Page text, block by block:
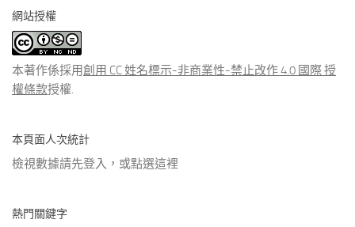
類
文
章
網站授權
本著作係採用創用 CC 姓名標示-非商業性-禁止改作 4.0 國際 授
權條款授權.
本頁面人次統計
檢視數據請先登入，或點選這裡
熱門關鍵字